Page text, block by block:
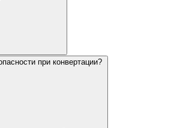
при конвертации?